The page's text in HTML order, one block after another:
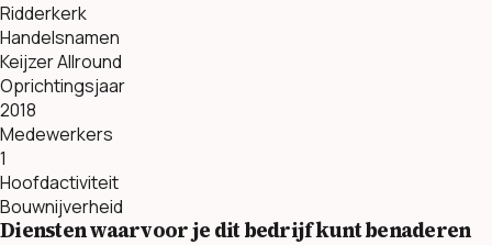
Ridderkerk
Handelsnamen
Keijzer Allround
Oprichtingsjaar
2018
Medewerkers
1
Hoofdactiviteit
Bouwnijverheid
Diensten waarvoor je dit bedrijf kunt benaderen